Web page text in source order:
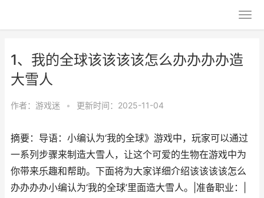
1、我的全球该该该该怎么办办办办造
大雪人
作者： 游戏迷 • 更新时间：2025-11-04
摘要：导语：小编认为‘我的全球》游戏中，玩家可以通过
一系列步骤来制造大雪人，让这个可爱的生物在游戏中为
你带来乐趣和帮助。下面将为大家详细介绍该该该该怎么
办办办办小编认为‘我的全球’里面造大雪人。|准备职业：|